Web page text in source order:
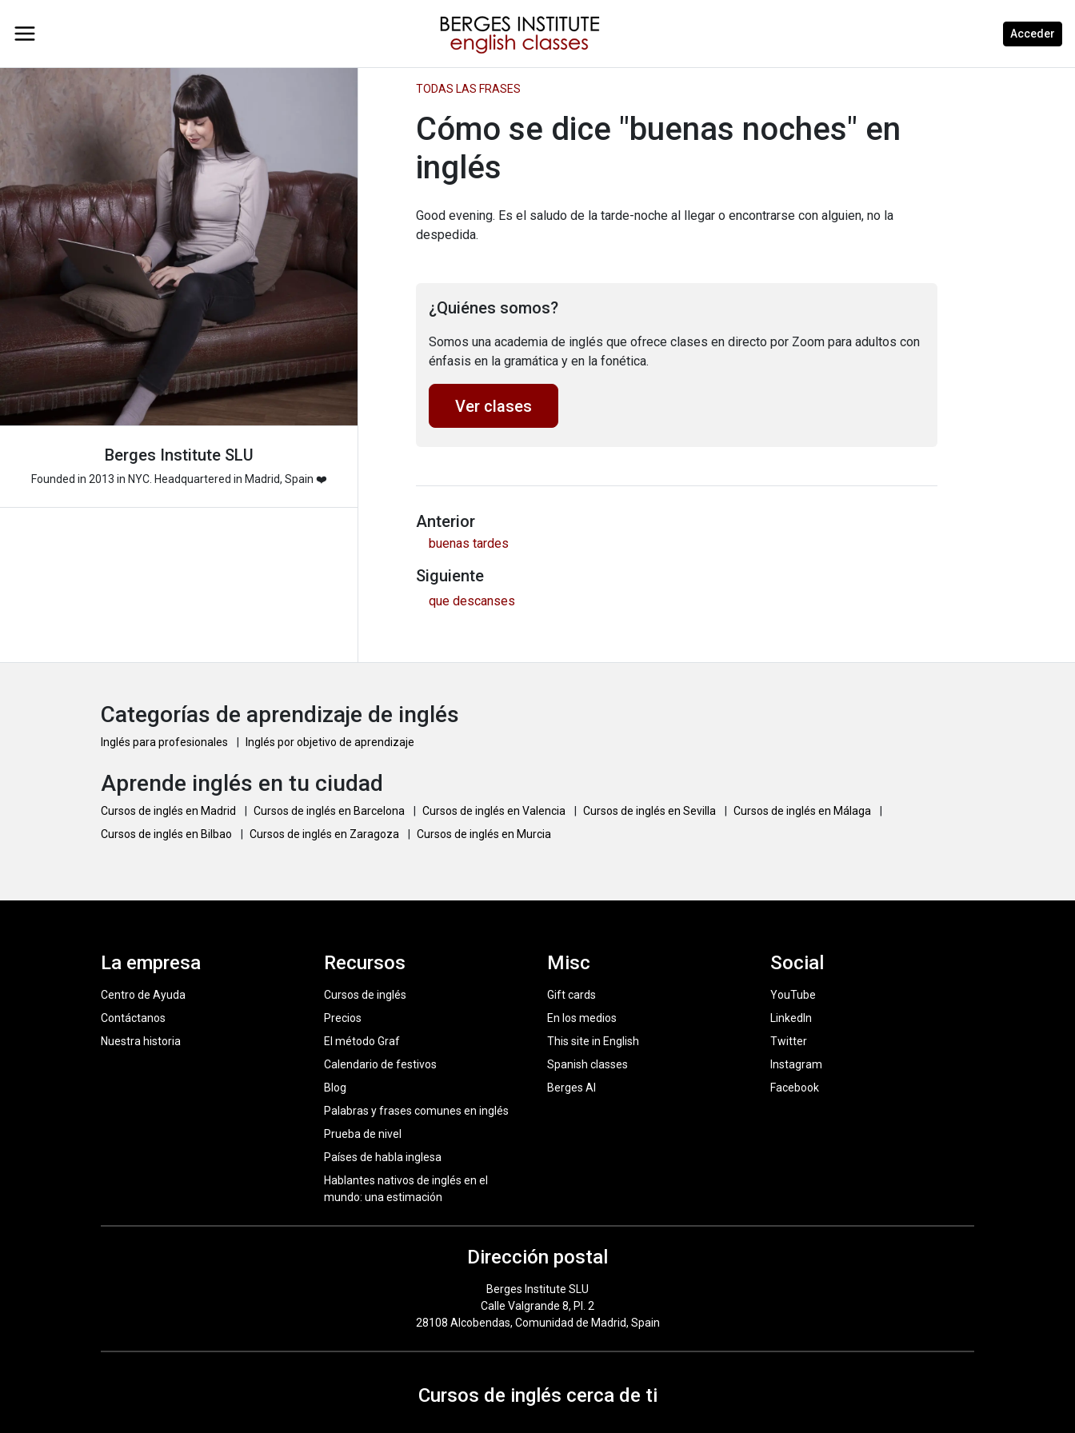
Acceder
Berges Institute SLU
Founded in 2013 in NYC. Headquartered in Madrid, Spain ❤️
TODAS LAS FRASES
Cómo se dice "buenas noches" en
inglés
Good evening. Es el saludo de la tarde-noche al llegar o encontrarse con alguien, no la
despedida.
¿Quiénes somos?
Somos una academia de inglés que ofrece clases en directo por Zoom para adultos con
énfasis en la gramática y en la fonética.
Ver clases
Anterior
buenas tardes
Siguiente
que descanses
Categorías de aprendizaje de inglés
Inglés para profesionales Inglés por objetivo de aprendizaje
Aprende inglés en tu ciudad
Cursos de inglés en Madrid Cursos de inglés en Barcelona Cursos de inglés en Valencia Cursos de inglés en Sevilla Cursos de inglés en Málaga
Cursos de inglés en Bilbao
Cursos de inglés en Zaragoza Cursos de inglés en Murcia
La empresa
Centro de Ayuda
Contáctanos
Nuestra historia
Recursos
Cursos de inglés
Precios
El método Graf
Calendario de festivos
Blog
Palabras y frases comunes en inglés
Prueba de nivel
Países de habla inglesa
Hablantes nativos de inglés en el
mundo: una estimación
Misc
Gift cards
En los medios
This site in English
Spanish classes
Berges AI
Social
YouTube
LinkedIn
Twitter
Instagram
Facebook
Dirección postal
Berges Institute SLU
Calle Valgrande 8, Pl. 2
28108 Alcobendas, Comunidad de Madrid, Spain
Cursos de inglés cerca de ti